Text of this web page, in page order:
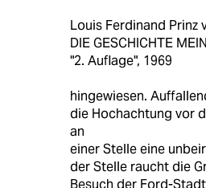
Louis Ferdinand Prinz
DIE GESCHICHTE
"2. Auflage", 1969
hingewiesen.
die Hochachtung vor
an
einer Stelle eine
der Stelle raucht die